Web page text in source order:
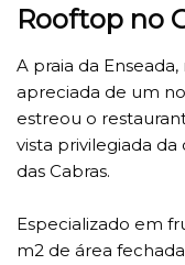
Rooftop no
A praia da
apreciada de um
estreou o
vista privilegiada da
das Cabras.
Especializado em
m2 de área